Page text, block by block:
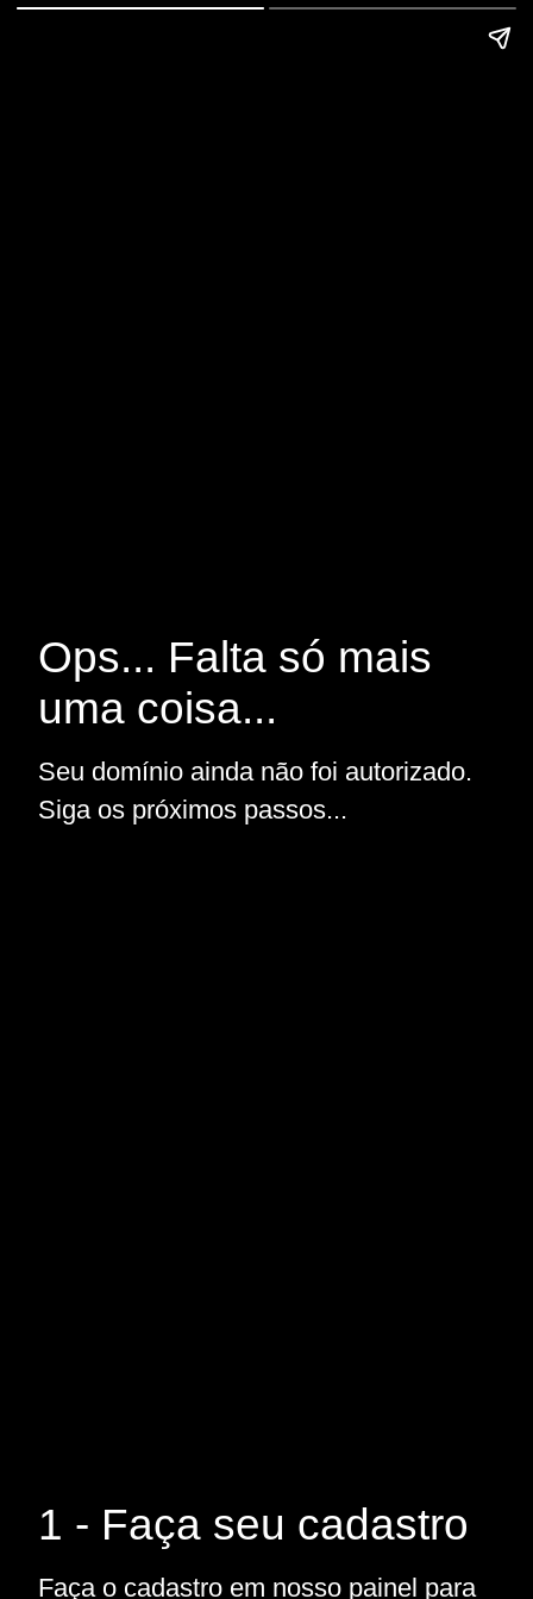
Ops... Falta só mais
uma coisa...
Seu domínio ainda não foi autorizado.
Siga os próximos passos...
1 - Faça seu cadastro
Faça o cadastro em nosso painel para